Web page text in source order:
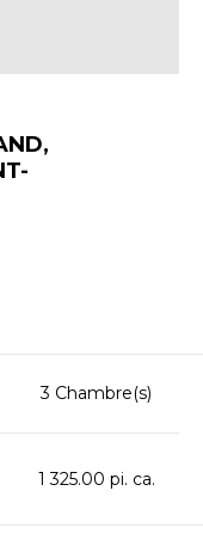
3 Chambre(s)
1 325.00 pi. ca.